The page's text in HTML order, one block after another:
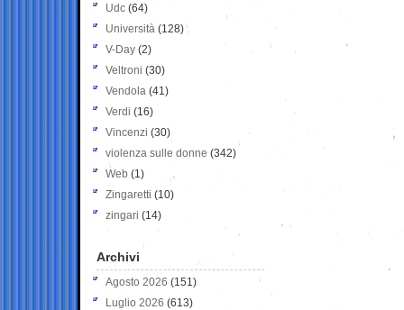
Udc (64)
Università (128)
V-Day (2)
Veltroni (30)
Vendola (41)
Verdi (16)
Vincenzi (30)
violenza sulle donne (342)
Web (1)
Zingaretti (10)
zingari (14)
Archivi
Agosto 2026 (151)
Luglio 2026 (613)